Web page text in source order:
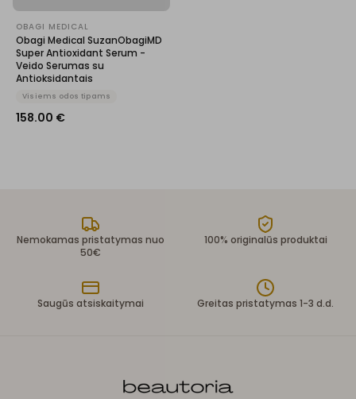
OBAGI MEDICAL
Obagi Medical SuzanObagiMD
Super Antioxidant Serum -
Veido Serumas su
Antioksidantais
Visiems odos tipams
158.00 €
Nemokamas pristatymas nuo
50€
100% originalūs produktai
Saugūs atsiskaitymai Greitas pristatymas 1-3 d.d.